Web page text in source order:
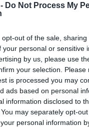
Do Not Process My
opt-out of the sale,
your personal or sensitive
by us, please use
your selection.
is processed you may
ads based on personal
information disclosed to
may separately opt-
personal information